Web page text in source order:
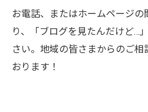
お電話、またはホームページの
り、「ブログを見たんだけど…
さい。地域の皆さまからのご相
おります！